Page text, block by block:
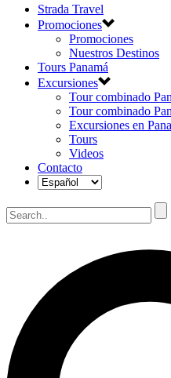
Strada Travel
Promociones
Promociones
Nuestros Destinos
Tours Panamá
Excursiones
Tour combinado
Tour combinado
Excursiones en
Tours
Videos
Contacto